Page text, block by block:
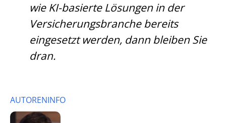
wie KI-basierte Lösungen in der
Versicherungsbranche bereits
eingesetzt werden, dann bleiben Sie
dran.
AUTORENINFO